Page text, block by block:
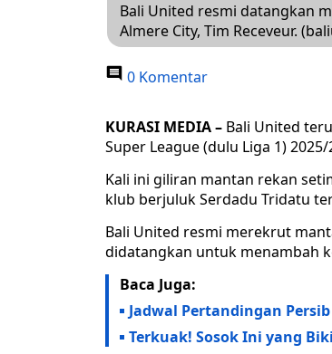
Bali United resmi datangkan
Almere City, Tim Receveur.
0 Komentar
KURASI MEDIA – Bali United
Super League (dulu Liga 1)
Kali ini giliran mantan rekan
klub berjuluk Serdadu Tridatu
Bali United resmi merekrut
didatangkan untuk menambah
Baca Juga:
Jadwal Pertandingan
Terkuak! Sosok Ini yang